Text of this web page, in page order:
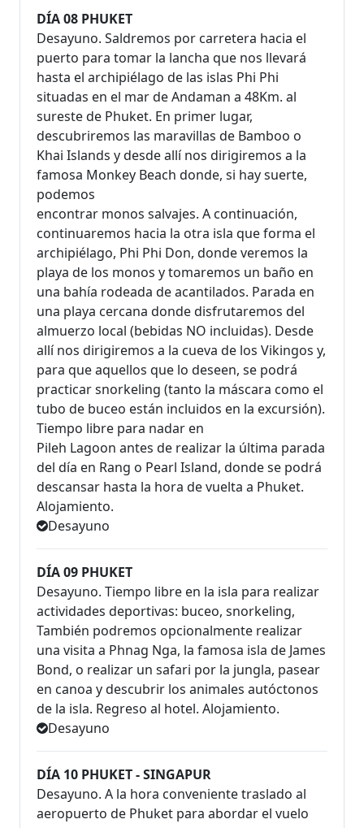
DÍA 08 PHUKET
Desayuno. Saldremos por carretera hacia el
puerto para tomar la lancha que nos llevará
hasta el archipiélago de las islas Phi Phi
situadas en el mar de Andaman a 48Km. al
sureste de Phuket. En primer lugar,
descubriremos las maravillas de Bamboo o
Khai Islands y desde allí nos dirigiremos a la
famosa Monkey Beach donde, si hay suerte,
podemos
encontrar monos salvajes. A continuación,
continuaremos hacia la otra isla que forma el
archipiélago, Phi Phi Don, donde veremos la
playa de los monos y tomaremos un baño en
una bahía rodeada de acantilados. Parada en
una playa cercana donde disfrutaremos del
almuerzo local (bebidas NO incluidas). Desde
allí nos dirigiremos a la cueva de los Vikingos y,
para que aquellos que lo deseen, se podrá
practicar snorkeling (tanto la máscara como el
tubo de buceo están incluidos en la excursión).
Tiempo libre para nadar en
Pileh Lagoon antes de realizar la última parada
del día en Rang o Pearl Island, donde se podrá
descansar hasta la hora de vuelta a Phuket.
Alojamiento.
Desayuno
DÍA 09 PHUKET
Desayuno. Tiempo libre en la isla para realizar
actividades deportivas: buceo, snorkeling,
También podremos opcionalmente realizar
una visita a Phnag Nga, la famosa isla de James
Bond, o realizar un safari por la jungla, pasear
en canoa y descubrir los animales autóctonos
de la isla. Regreso al hotel. Alojamiento.
Desayuno
DÍA 10 PHUKET - SINGAPUR
Desayuno. A la hora conveniente traslado al
aeropuerto de Phuket para abordar el vuelo